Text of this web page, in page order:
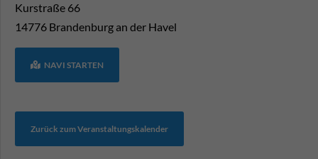
Kurstraße 66
14776 Brandenburg an der Havel
NAVI STARTEN
Zurück zum Veranstaltungskalender